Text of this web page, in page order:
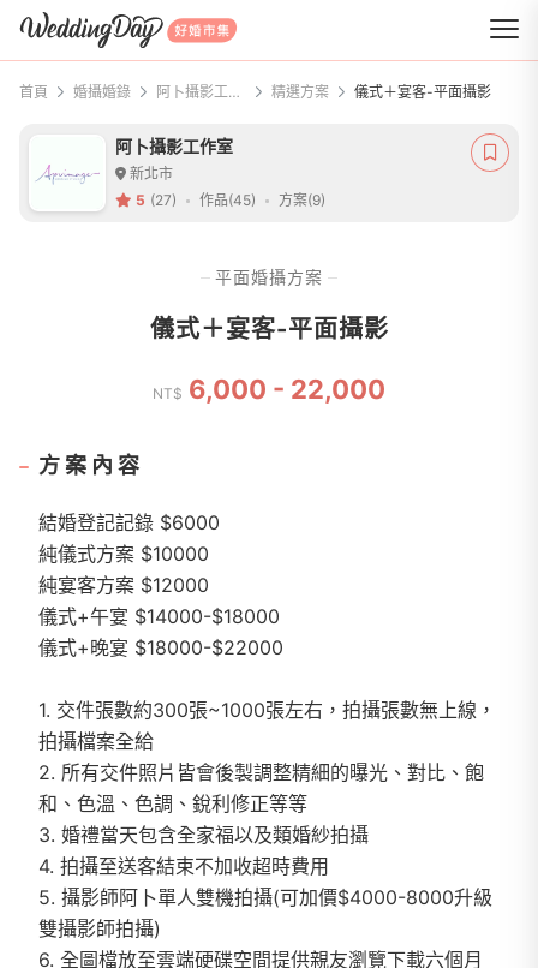
WeddingDay 好婚市集
首頁 婚攝婚錄 阿卜攝影工作室 精選方案 儀式＋宴客-平面攝影
阿卜攝影工作室
新北市
5 (27) 作品(45) 方案(9)
平面婚攝方案
儀式＋宴客-平面攝影
NT$ 6,000 - 22,000
方案內容
結婚登記記錄 $6000
純儀式方案 $10000
純宴客方案 $12000
儀式+午宴 $14000-$18000
儀式+晚宴 $18000-$22000
1. 交件張數約300張~1000張左右，拍攝張數無上線，
拍攝檔案全給
2. 所有交件照片皆會後製調整精細的曝光、對比、飽
和、色溫、色調、銳利修正等等
3. 婚禮當天包含全家福以及類婚紗拍攝
4. 拍攝至送客結束不加收超時費用
5. 攝影師阿卜單人雙機拍攝(可加價$4000-8000升級
雙攝影師拍攝)
6. 全圖檔放至雲端硬碟空間提供親友瀏覽下載六個月